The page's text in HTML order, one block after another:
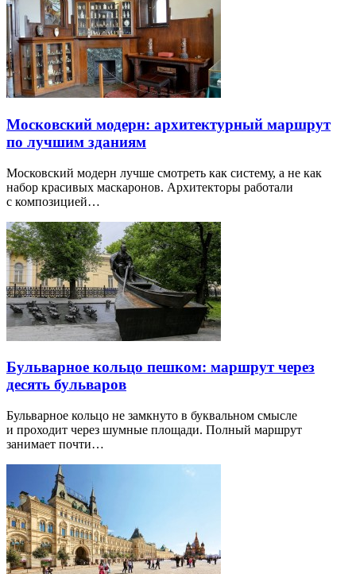
Московский модерн: архитектурный маршрут
по лучшим зданиям
Московский модерн лучше смотреть как систему, а не как
набор красивых маскаронов. Архитекторы работали
с композицией…
Бульварное кольцо пешком: маршрут через
десять бульваров
Бульварное кольцо не замкнуто в буквальном смысле
и проходит через шумные площади. Полный маршрут
занимает почти…